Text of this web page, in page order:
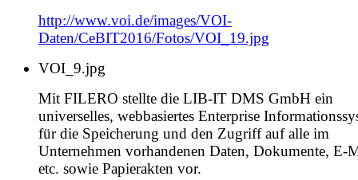
http://www.voi.de/images/VOI-
Daten/CeBIT2016/Fotos/VOI_19.jpg
VOI_9.jpg
Mit FILERO stellte die LIB-IT DMS GmbH ein
universelles, webbasiertes Enterprise
für die Speicherung und den Zugriff auf alle im
Unternehmen vorhandenen Daten, Dokumente, E-
etc. sowie Papierakten vor.